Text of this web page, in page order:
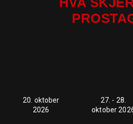
20. oktober
2026
27. - 28.
oktober